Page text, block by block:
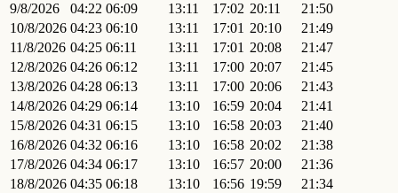
9/8/2026
04:22 06:09 13:11 17:02 20:11
21:50
10/8/2026 04:23 06:10 13:11 17:01 20:10
21:49
11/8/2026 04:25 06:11 13:11 17:01 20:08
21:47
12/8/2026 04:26 06:12 13:11 17:00 20:07
21:45
13/8/2026 04:28 06:13 13:11 17:00 20:06
21:43
14/8/2026 04:29 06:14 13:10 16:59 20:04
21:41
15/8/2026 04:31 06:15 13:10 16:58 20:03
21:40
16/8/2026 04:32 06:16 13:10 16:58 20:02
21:38
17/8/2026 04:34 06:17 13:10 16:57 20:00
21:36
18/8/2026 04:35 06:18 13:10 16:56 19:59
21:34